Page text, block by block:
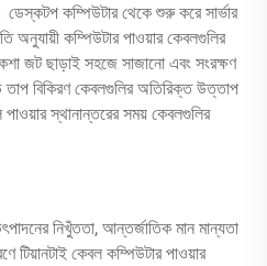
ডেস্কটপ কম্পিউটার থেকে শুরু করে সার্ভার
অনুযায়ী কম্পিউটার পাওয়ার কেবলগুলির
জট ছাড়াই সহজে সাজানো এবং সংরক্ষণ
বিকিরণ কেবলগুলির অতিরিক্ত উত্তাপ
স্থানান্তরের সময় কেবলগুলির
নিখুঁততা, আন্তর্জাতিক মান মান্যতা
টিয়ানটাই কেবল কম্পিউটার পাওয়ার